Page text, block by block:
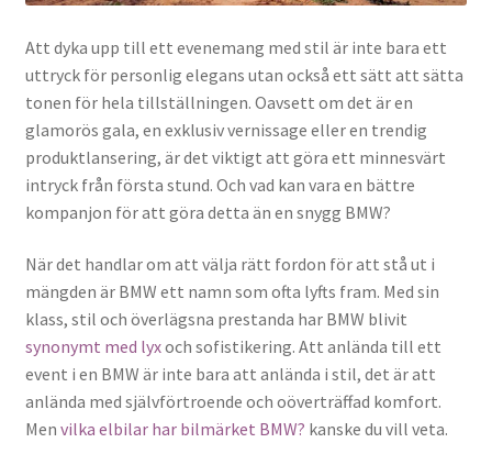
Att dyka upp till ett evenemang med stil är inte bara ett
uttryck för personlig elegans utan också ett sätt att sätta
tonen för hela tillställningen. Oavsett om det är en
glamorös gala, en exklusiv vernissage eller en trendig
produktlansering, är det viktigt att göra ett minnesvärt
intryck från första stund. Och vad kan vara en bättre
kompanjon för att göra detta än en snygg BMW?
När det handlar om att välja rätt fordon för att stå ut i
mängden är BMW ett namn som ofta lyfts fram. Med sin
klass, stil och överlägsna prestanda har BMW blivit
synonymt med lyxoch sofistikering. Att anlända till ett
event i en BMW är inte bara att anlända i stil, det är att
anlända med självförtroende och oöverträffad komfort.
Men vilka elbilar har bilmärket BMW? kanske du vill veta.